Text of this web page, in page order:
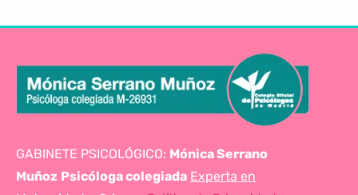
GABINETE PSICOLÓGICO: Mónica Serrano
Muñoz Psicóloga colegiada Experta en